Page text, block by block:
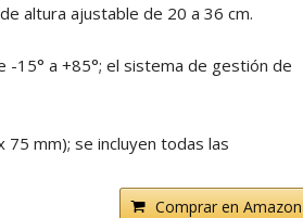
altura ajustable de 20 a 36 cm.
-15° a +85°; el sistema de gestión de
75 mm); se incluyen todas las
Comprar en Amazon